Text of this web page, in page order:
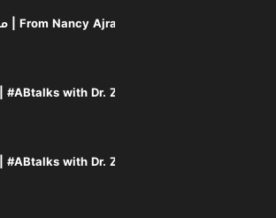
From Nancy Ajram to F1 | #ABtalks Journal | من نانسي عجرم إلى
CTA | #ABtalks with Dr. Zahi Hawass | Chapter 244 | مع د. زاهي
Teaser 3 | #ABtalks with Dr. Zahi Hawass | Chapter 244 | مع د.